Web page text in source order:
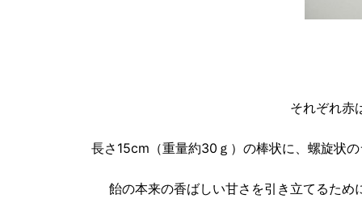
それぞれ赤
長さ15cm（重量約30ｇ）の棒状に、螺旋状
飴の本来の香ばしい甘さを引き立てるた